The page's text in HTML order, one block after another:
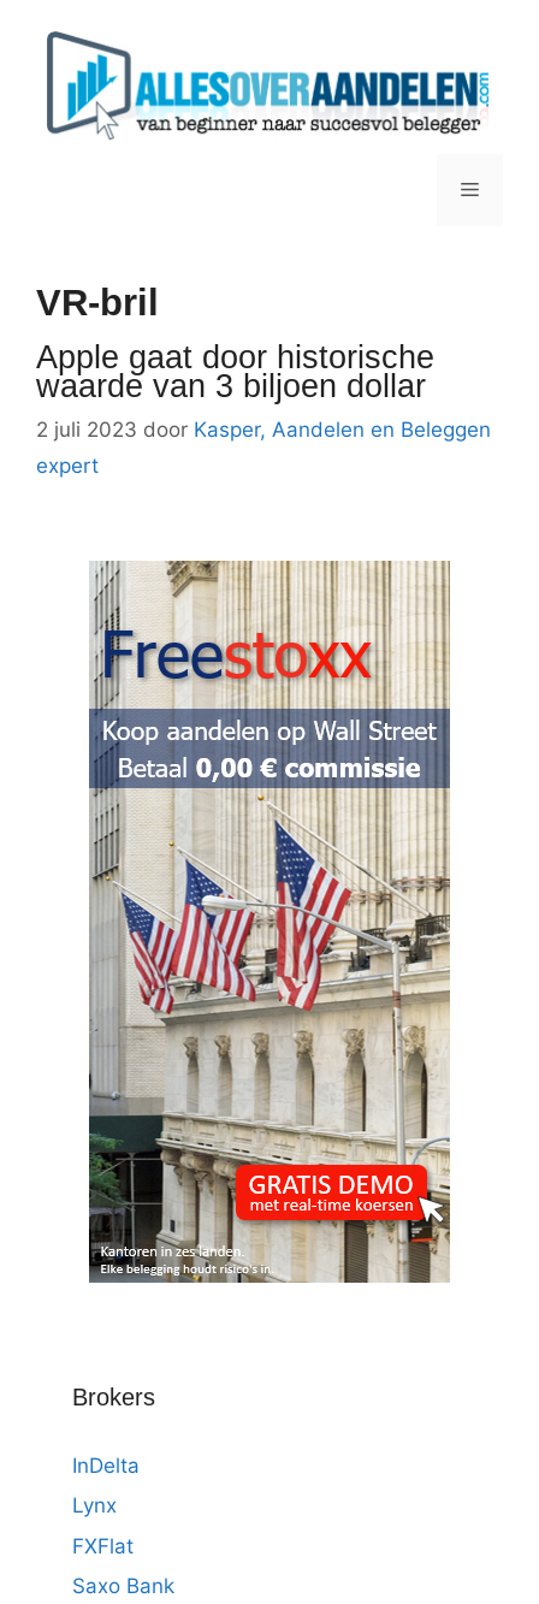
Menu
VR-bril
Apple gaat door historische
waarde van 3 biljoen dollar
2 juli 2023 door Kasper, Aandelen en Beleggen
expert
Brokers
InDelta
Lynx
FXFlat
Saxo Bank